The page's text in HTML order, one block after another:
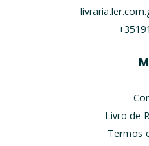
Livro de
Termos